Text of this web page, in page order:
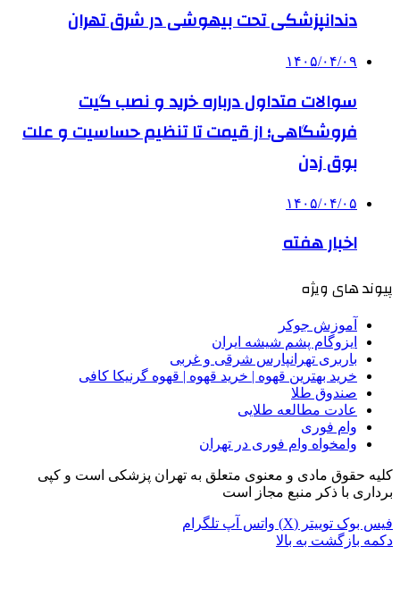
دندانپزشکی تحت بیهوشی در شرق تهران
۱۴۰۵/۰۴/۰۹
سوالات متداول درباره خرید و نصب گیت
فروشگاهی؛ از قیمت تا تنظیم حساسیت و علت
بوق زدن
۱۴۰۵/۰۴/۰۵
اخبار هفته
پیوند های ویژه
آموزش جوکر
ایزوگام پشم شیشه ایران
باربری تهرانپارس شرقی و غربی
خرید بهترین قهوه | خرید قهوه | قهوه گرنیکا کافی
صندوق طلا
عادت مطالعه طلایی
وام فوری
وامخواه وام فوری در تهران
کلیه حقوق مادی و معنوی متعلق به تهران پزشکی است و کپی
برداری با ذکر منبع مجاز است
فیس بوک توییتر (X) واتس آپ تلگرام
دکمه بازگشت به بالا